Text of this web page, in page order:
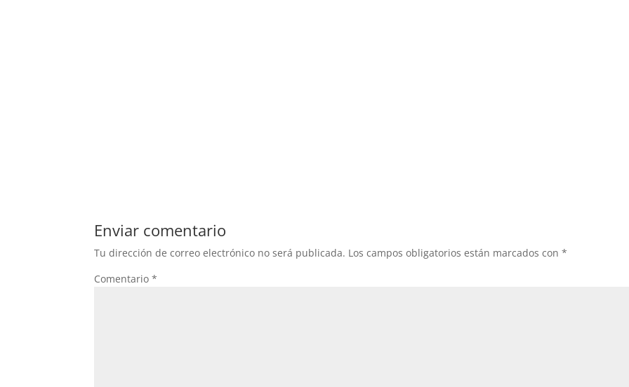
Enviar comentario
Tu dirección de correo electrónico no será publicada. Los campos obligatorios están marcados con*
Comentario*